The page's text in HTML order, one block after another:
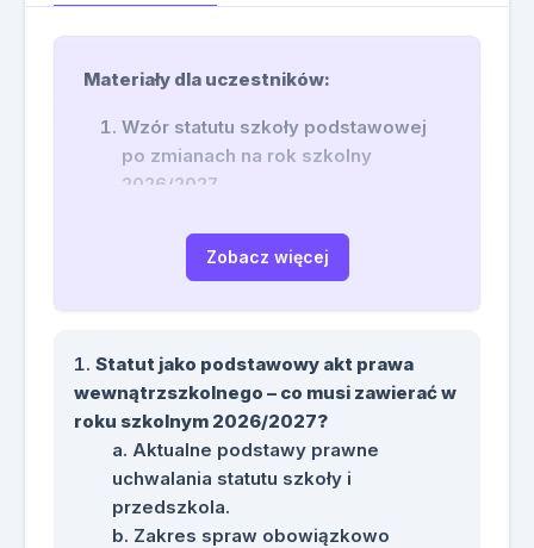
Materiały dla uczestników:
Wzór statutu szkoły podstawowej
po zmianach na rok szkolny
2026/2027.
zmianach na rok szkolny 2026/2027.
Wzór statutu zespołu szkolno-
ustawą o prawach i obowiązkach
ucznia.
Lista zapisów wymagających
usunięcia lub modyfikacji.
Wzory uchwał dotyczących
nowelizacji statutu.
Zobacz więcej
Statut jako podstawowy akt prawa
wewnątrzszkolnego – co musi zawierać w
roku szkolnym 2026/2027?
Aktualne podstawy prawne
uchwalania statutu szkoły i
przedszkola.
Zakres spraw obowiązkowo